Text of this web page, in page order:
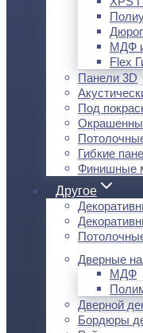
МДФ
Flex
Панели 3D
Под
Гибкие
Финишные
Другое
Дверные
МДФ
Дверной
Бордюры